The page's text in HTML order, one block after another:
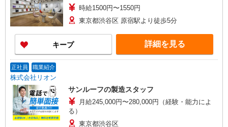
時給1500円〜1550円
東京都渋谷区 原宿駅より徒歩5分
キープ 詳細を見る
正社員 職業紹介
株式会社リオン
サンルーフの製造スタッフ
月給245,000円〜280,000円（経験・能力によ
る）
東京都渋谷区